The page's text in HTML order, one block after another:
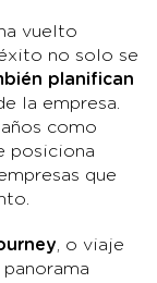
vuelto
no solo se
planifican
la empresa.
como
posiciona
que
, o viaje